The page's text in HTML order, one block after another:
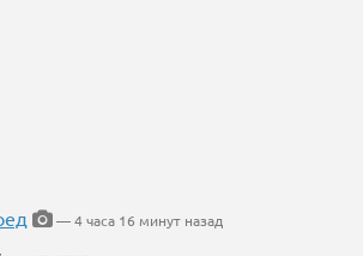
— 4 часа 16 минут назад